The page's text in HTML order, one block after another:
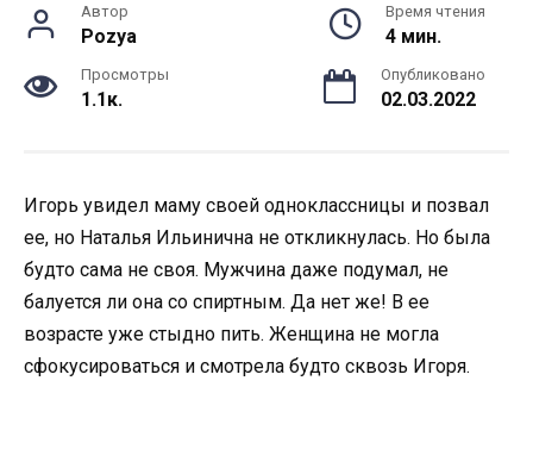
Автор
Pozya
Время чтения
4 мин.
Просмотры
1.1к.
Опубликовано
02.03.2022
Игорь увидел маму своей одноклассницы и позвал
ее, но Наталья Ильинична не откликнулась. Но была
будто сама не своя. Мужчина даже подумал, не
балуется ли она со спиртным. Да нет же! В ее
возрасте уже стыдно пить. Женщина не могла
сфокусироваться и смотрела будто сквозь Игоря.